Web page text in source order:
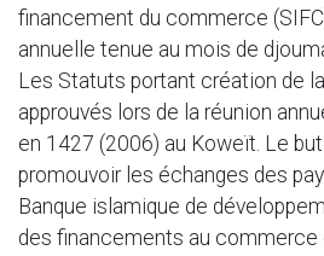
financement du commerce
annuelle tenue au mois de
Les Statuts portant création de
approuvés lors de la réunion
en 1427 (2006) au Koweït. Le
promouvoir les échanges des
Banque islamique de
des financements au commerce